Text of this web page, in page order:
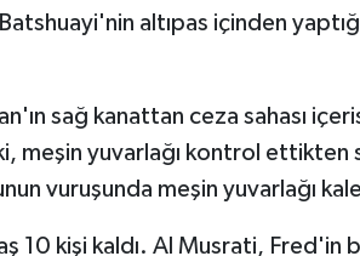
altıpas içinden
sağ kanattan ceza sahası
meşin yuvarlağı kontrol ettikten
vuruşunda meşin yuvarlağı
10 kişi kaldı. Al Musrati, Fred'in